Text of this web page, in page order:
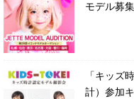
モデル募集
「キッズ
計）参加